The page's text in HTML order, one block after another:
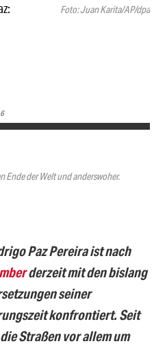
Foto: Juan Karita/AP/dpa
Ende der Welt und anderswoher.
Paz Pereira ist nach
derzeit mit den bislang
seiner
konfrontiert. Seit
Straßen vor allem um